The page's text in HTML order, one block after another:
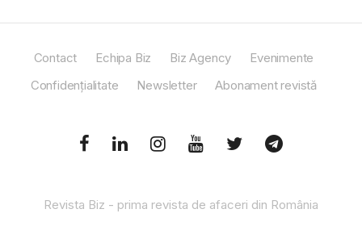
Contact Echipa Biz Biz Agency
Evenimente
Confidențialitate
Newsletter Abonament revistă
Revista Biz - prima revista de afaceri din România